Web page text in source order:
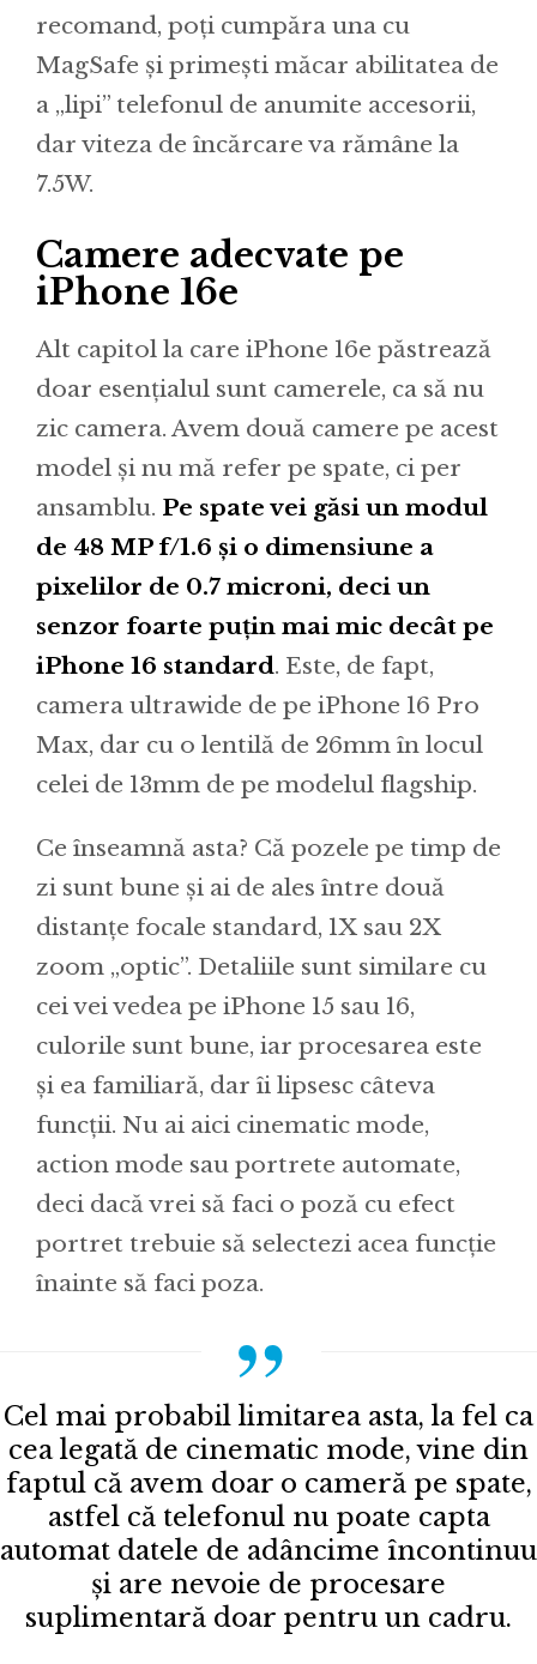
recomand, poți cumpăra una cu
MagSafe și primești măcar abilitatea de
a „lipi” telefonul de anumite accesorii,
dar viteza de încărcare va rămâne la
7.5W.
Camere adecvate pe
iPhone 16e
Alt capitol la care iPhone 16e păstrează
doar esențialul sunt camerele, ca să nu
zic camera. Avem două camere pe acest
model și nu mă refer pe spate, ci per
ansamblu. Pe spate vei găsi un modul
de 48 MP f/1.6 și o dimensiune a
pixelilor de 0.7 microni, deci un
senzor foarte puțin mai mic decât pe
iPhone 16 standard. Este, de fapt,
camera ultrawide de pe iPhone 16 Pro
Max, dar cu o lentilă de 26mm în locul
celei de 13mm de pe modelul flagship.
Ce înseamnă asta? Că pozele pe timp de
zi sunt bune și ai de ales între două
distanțe focale standard, 1X sau 2X
zoom „optic”. Detaliile sunt similare cu
cei vei vedea pe iPhone 15 sau 16,
culorile sunt bune, iar procesarea este
și ea familiară, dar îi lipsesc câteva
funcții. Nu ai aici cinematic mode,
action mode sau portrete automate,
deci dacă vrei să faci o poză cu efect
portret trebuie să selectezi acea funcție
înainte să faci poza.
Cel mai probabil limitarea asta, la fel ca
cea legată de cinematic mode, vine din
faptul că avem doar o cameră pe spate,
astfel că telefonul nu poate capta
automat datele de adâncime încontinuu
și are nevoie de procesare
suplimentară doar pentru un cadru.